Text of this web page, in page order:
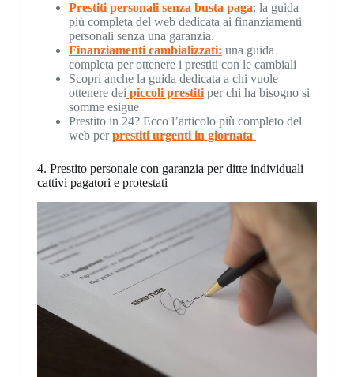
Prestiti personali senza busta paga: la guida
più completa del web dedicata ai finanziamenti
personali senza una garanzia.
Finanziamenti cambializzati: una guida
completa per ottenere i prestiti con le cambiali
Scopri anche la guida dedicata a chi vuole
ottenere dei piccoli prestiti per chi ha bisogno si
somme esigue
Prestito in 24? Ecco l’articolo più completo del
web perprestiti urgenti in giornata
4. Prestito personale con garanzia per ditte individuali
cattivi pagatori e protestati